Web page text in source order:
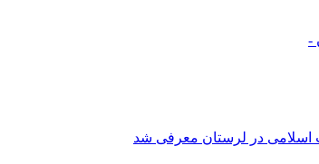
-
اسلامی در لرستان معرفی شد